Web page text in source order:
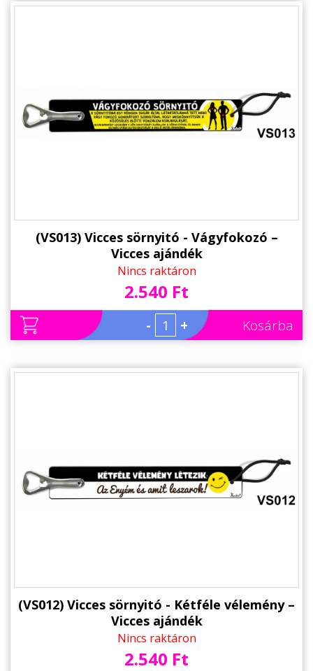
(VS013) Vicces sörnyitó - Vágyfokozó –
Vicces ajándék
Nincs raktáron
2.540 Ft
- + Kosárba
(VS012) Vicces sörnyitó - Kétféle vélemény –
Vicces ajándék
Nincs raktáron
2.540 Ft